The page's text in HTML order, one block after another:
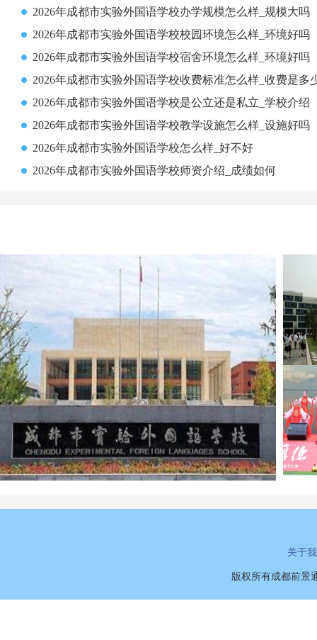
2026年成都市实验外国语学校办学规模怎么样_规模大吗
2026年成都市实验外国语学校校园环境怎么样_环境好吗
2026年成都市实验外国语学校宿舍环境怎么样_环境好吗
2026年成都市实验外国语学校收费标准怎么样_收费是多
2026年成都市实验外国语学校是公立还是私立_学校介绍
2026年成都市实验外国语学校教学设施怎么样_设施好吗
2026年成都市实验外国语学校怎么样_好不好
2026年成都市实验外国语学校师资介绍_成绩如何
关于
版权所有成都前景